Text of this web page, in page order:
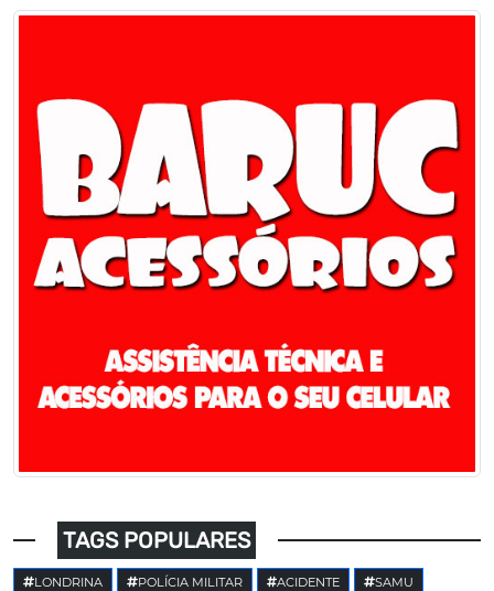
TAGS POPULARES
LONDRINA POLÍCIA MILITAR ACIDENTE SAMU